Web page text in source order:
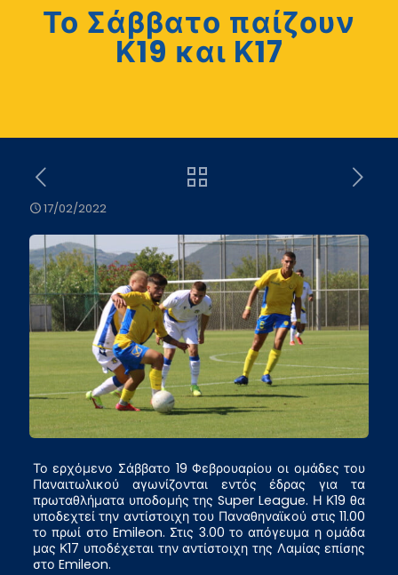
Το Σάββατο παίζουν
Κ19 και Κ17
17/02/2022
Το ερχόμενο Σάββατο 19 Φεβρουαρίου οι ομάδες του
Παναιτωλικού αγωνίζονται εντός έδρας για τα
πρωταθλήματα υποδομής της Super League. Η Κ19 θα
υποδεχτεί την αντίστοιχη του Παναθηναϊκού στις 11.00
το πρωί στο Emileon. Στις 3.00 το απόγευμα η ομάδα
μας Κ17 υποδέχεται την αντίστοιχη της Λαμίας επίσης
στο Emileon.